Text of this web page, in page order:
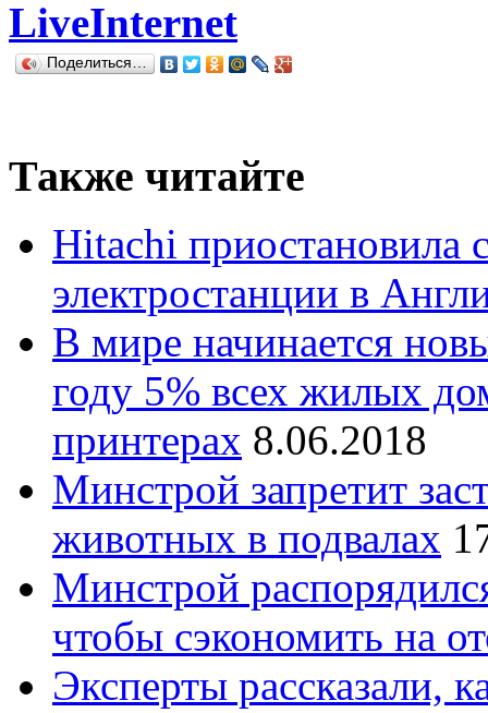
LiveInternet
Поделиться…
Также читайте
Hitachi приостановила
электростанции в
В мире начинается
году 5% всех жилых
принтерах 8.06.2018
Минстрой запретит
животных в подвалах
Минстрой
чтобы сэкономить на
Эксперты рассказали,